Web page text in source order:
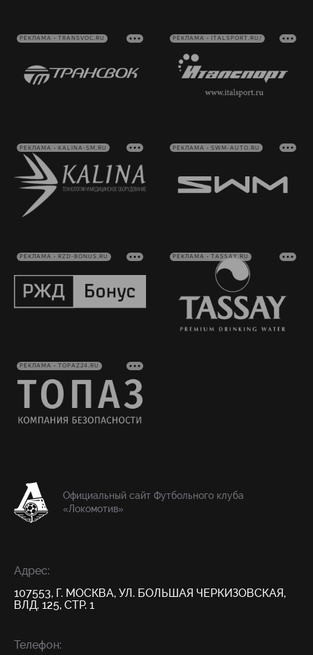
РЕКЛАМА • TRANSVOC.RU РЕКЛАМА • ITALSPORT.RU/
РЕКЛАМА • KALINA-SM.RU РЕКЛАМА • SWM-AUTO.RU
РЕКЛАМА • RZD-BONUS.RU РЕКЛАМА • TASSAY.RU
РЕКЛАМА • TOPAZ24.RU
Официальный сайт Футбольного клуба
«Локомотив»
Адрес:
107553, Г. МОСКВА, УЛ. БОЛЬШАЯ ЧЕРКИЗОВСКАЯ,
ВЛД. 125, СТР. 1
Телефон: